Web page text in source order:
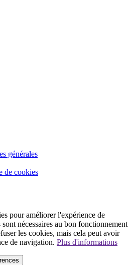
générales
de cookies
pour améliorer l'expérience de
nécessaires au bon fonctionnement
les cookies, mais cela peut avoir
de navigation. Plus d'informations